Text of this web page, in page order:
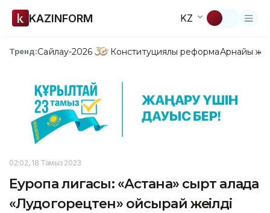
KAZINFORM KZ
Тренд:Сайлау-2026 Конституциялық реформаАрнайы
02:02, 18 Тамыз 2023
Еуропа лигасы: «Астана» сырт алаңда
«Лудогорецтен» ойсырай жеңілді